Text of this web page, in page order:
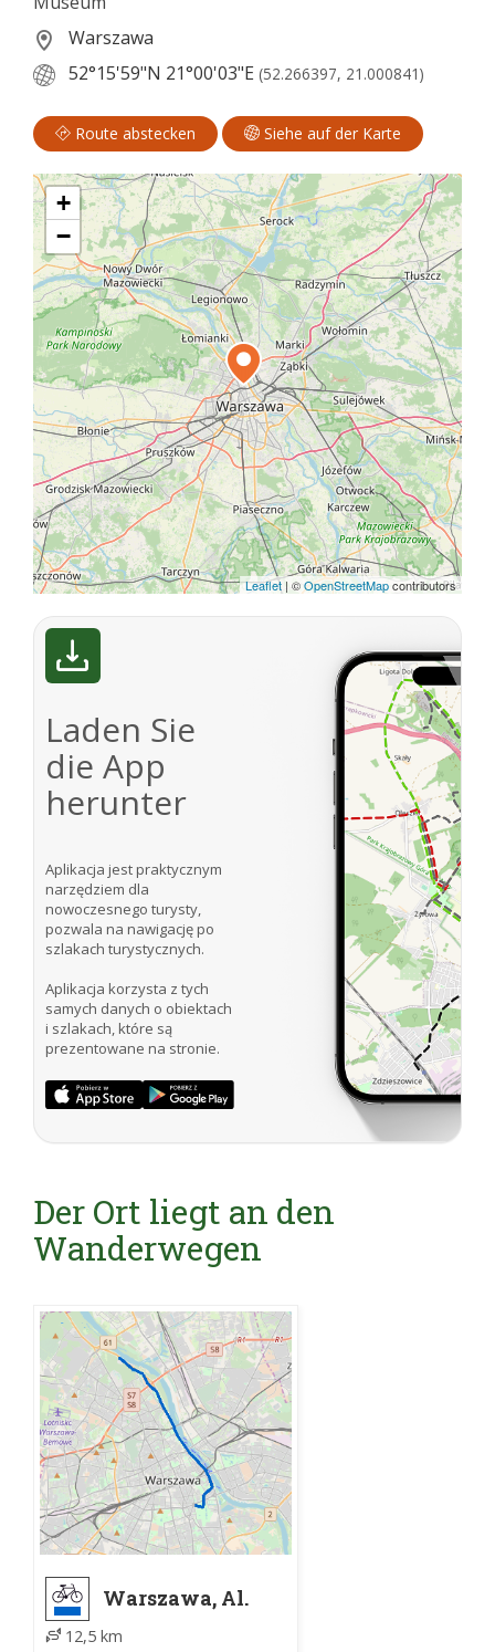
Warszawa
52°15'59"N 21°00'03"E (52.266397, 21.000841)
Route abstecken Siehe auf der Karte
+
−
Leaflet | ©OpenStreetMapcontributors
Laden Sie
die App
herunter
Aplikacja jest praktycznym
narzędziem dla
nowoczesnego turysty,
pozwala na nawigację po
szlakach turystycznych.
Aplikacja korzysta z tych
samych danych o obiektach
i szlakach, które są
prezentowane na stronie.
Der Ort liegt an den
Wanderwegen
Warszawa, Al.
Ujazdowskie -
Warszawa, Lasek
12,5 km